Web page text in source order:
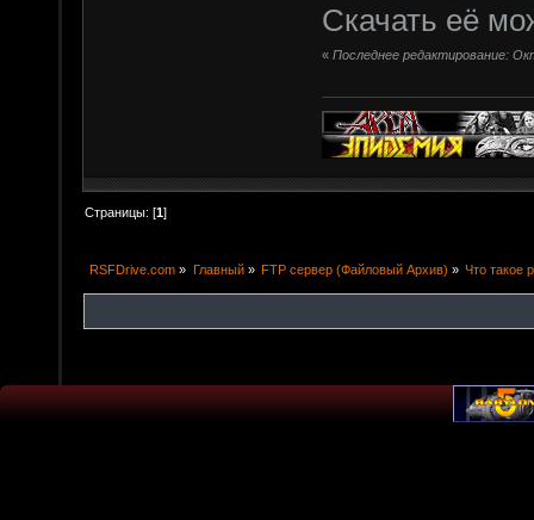
Скачать её
« Последнее редактирование:
Страницы: [1]
RSFDrive.com » Главный» FTP сервер (Файловый Архив) » Что такое